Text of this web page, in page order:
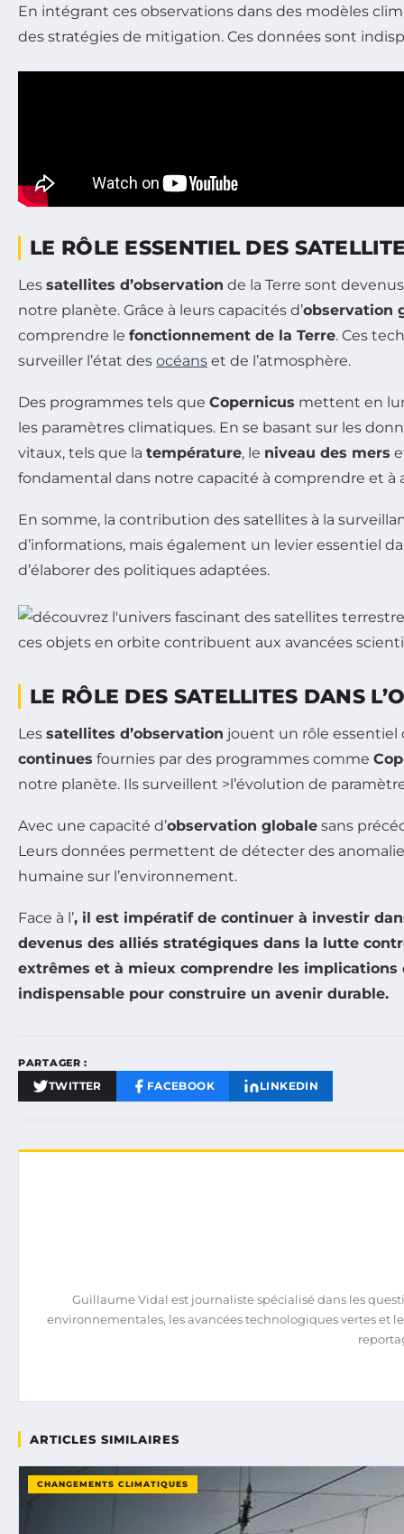
En intégrant ces observations dans des modèles
des stratégies de mitigation. Ces données sont
LE RÔLE ESSENTIEL DES
Les satellites d’observation de la Terre sont
notre planète. Grâce à leurs capacités d’observation
comprendre le fonctionnement de la Terre. Ces
surveiller l’état des océans et de l’atmosphère.
Des programmes tels que Copernicus mettent en
les paramètres climatiques. En se basant sur les
vitaux, tels que la température, le niveau des mers
fondamental dans notre capacité à comprendre et à
En somme, la contribution des satellites à la
d’informations, mais également un levier essentiel
d’élaborer des politiques adaptées.
LE RÔLE DES SATELLITES DANS
Les satellites d’observation jouent un rôle essentiel
continues fournies par des programmes comme
notre planète. Ils surveillent >l’évolution de
Avec une capacité d’observation globale sans
Leurs données permettent de détecter des
humaine sur l’environnement.
Face à l’, il est impératif de continuer à investir
devenus des alliés stratégiques dans la lutte
extrêmes et à mieux comprendre les implications
indispensable pour construire un avenir durable.
PARTAGER :
TWITTER FACEBOOK LINKEDIN
Guillaume Vidal est journaliste spécialisé dans les
environnementales, les avancées technologiques vertes et
ARTICLES SIMILAIRES
CHANGEMENTS CLIMATIQUES